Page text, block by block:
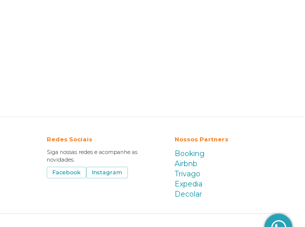
Redes Sociais
Siga nossas redes e acompanhe as
novidades.
Facebook
Instagram
Nossos Partners
Booking
Airbnb
Trivago
Expedia
Decolar